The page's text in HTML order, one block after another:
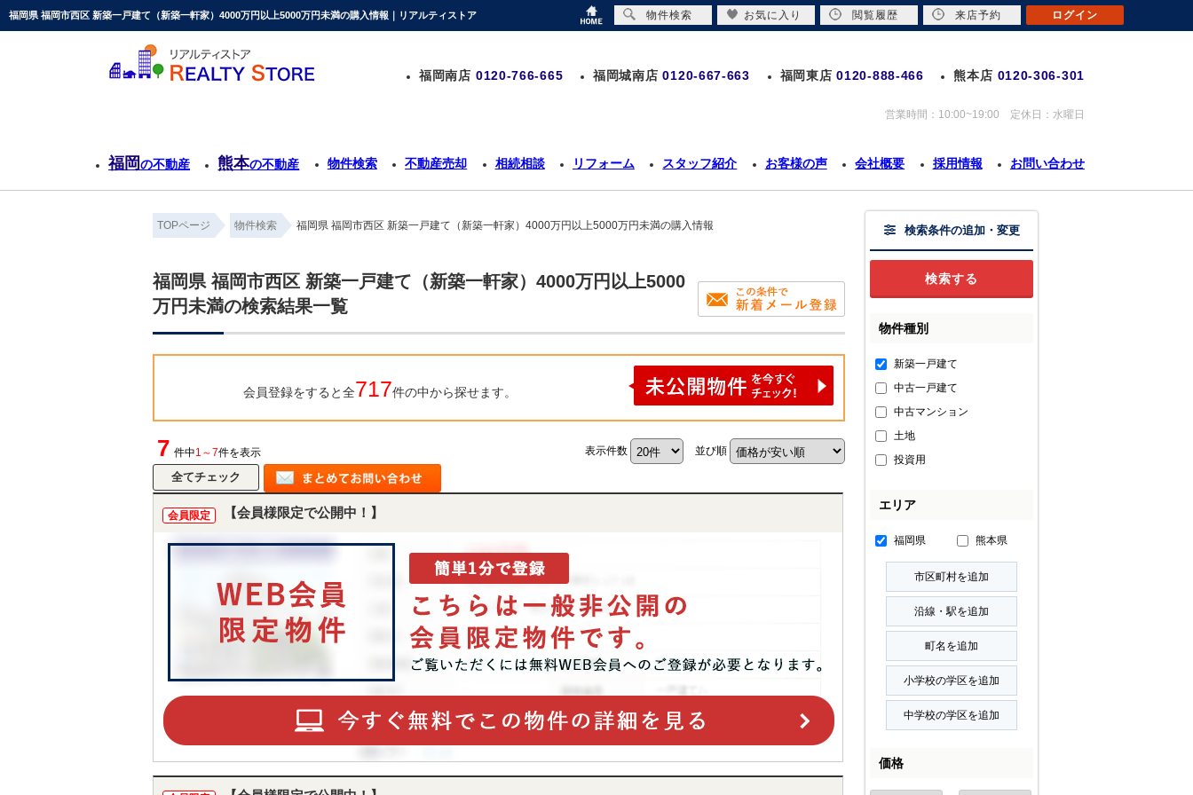
福岡県 福岡市西区 新築一戸建て（新築一軒家）4000万円以上5000万円未満の購入情報｜リアルティストア
福岡南店 0120-766-665 福岡城南店 0120-667-663 福岡東店 0120-888-466 熊本店 0120-306-301
営業時間：10:00~19:00 定休日：水曜日
福岡の不動産 熊本の不動産 物件検索 不動産売却 相続相談 リフォーム スタッフ紹介 お客様の声 会社概要 採用情報 お問い合わせ
TOPページ 物件検索 福岡県 福岡市西区 新築一戸建て（新築一軒家）4000万円以上5000万円未満の購入情報
福岡県 福岡市西区 新築一戸建て（新築一軒家）4000万円以上5000
万円未満の検索結果一覧
会員登録をすると全717件の中から探せます。
7 件中1～7件を表示 表示件数 並び順
会員限定 【会員様限定で公開中！】
検索条件の追加・変更
物件種別
新築一戸建て
中古一戸建て
中古マンション
土地
投資用
エリア
福岡県 熊本県
価格
物件検索 お気に入り 閲覧履歴 来店予約 ログイン